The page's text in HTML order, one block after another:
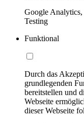
Google
Testing
Funktional
Durch das
grundlegenden
bereitstellen und
Webseite
dieser Webseite